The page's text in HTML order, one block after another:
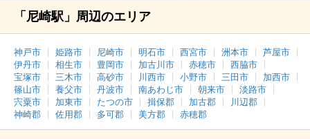
「尼崎駅」周辺のエリア
神戸市 姫路市 尼崎市 明石市 西宮市 洲本市
芦屋市
伊丹市
相生市 豊岡市 加古川市 赤穂市
西脇市
宝塚市
三木市 高砂市 川西市 小野市 三田市
加西市
篠山市
養父市 丹波市 南あわじ市 朝来市
淡路市
宍粟市
加東市 たつの市 揖保郡 加古郡
川辺郡
神崎郡
佐用郡 多可郡 美方郡 赤穂郡